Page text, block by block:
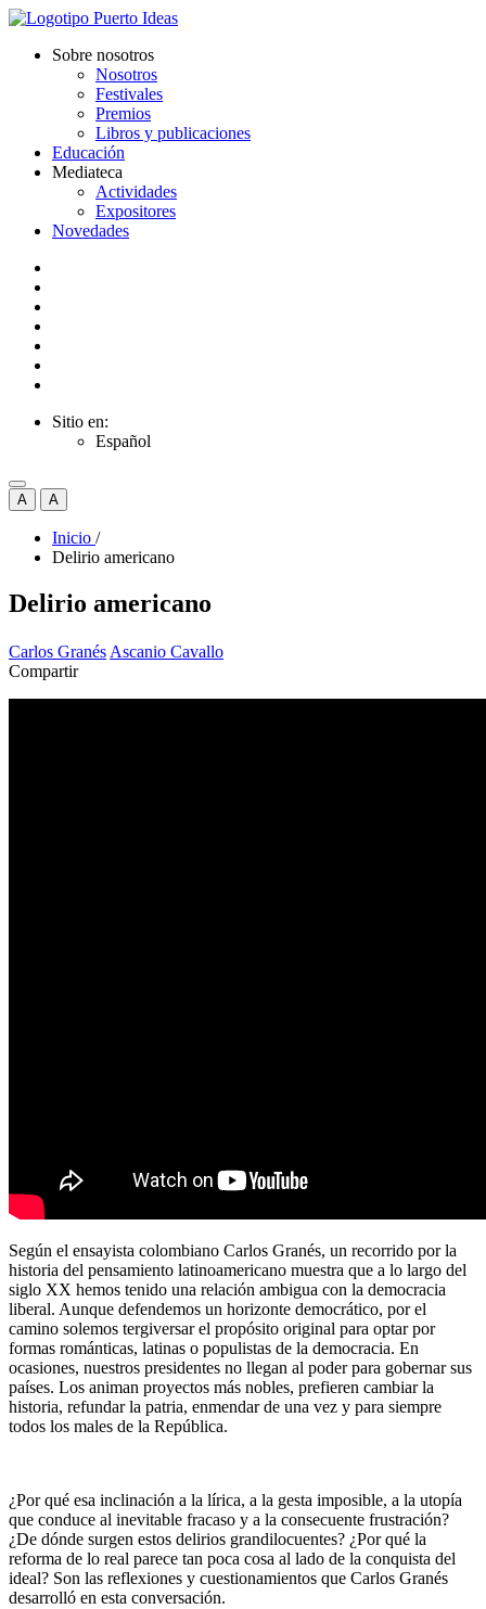
Sobre nosotros
Nosotros
Festivales
Premios
Libros y publicaciones
Educación
Mediateca
Actividades
Expositores
Novedades
Sitio en:
Español
A A
Inicio /
Delirio americano
Delirio americano
Carlos Granés Ascanio Cavallo
Compartir
Según el ensayista colombiano Carlos Granés, un recorrido por la
historia del pensamiento latinoamericano muestra que a lo largo del
siglo XX hemos tenido una relación ambigua con la democracia
liberal. Aunque defendemos un horizonte democrático, por el
camino solemos tergiversar el propósito original para optar por
formas románticas, latinas o populistas de la democracia. En
ocasiones, nuestros presidentes no llegan al poder para gobernar sus
países. Los animan proyectos más nobles, prefieren cambiar la
historia, refundar la patria, enmendar de una vez y para siempre
todos los males de la República.
¿Por qué esa inclinación a la lírica, a la gesta imposible, a la utopía
que conduce al inevitable fracaso y a la consecuente frustración?
¿De dónde surgen estos delirios grandilocuentes? ¿Por qué la
reforma de lo real parece tan poca cosa al lado de la conquista del
ideal? Son las reflexiones y cuestionamientos que Carlos Granés
desarrolló en esta conversación.